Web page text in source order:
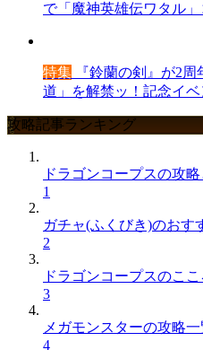
で「魔神英雄伝ワタル」
特集 『鈴蘭の剣』が2
道」を解禁ッ！記念イ
攻略記事ランキング
ドラゴンコープスの攻
1
ガチャ(ふくびき)のおす
2
ドラゴンコープスのこ
3
メガモンスターの攻略
4